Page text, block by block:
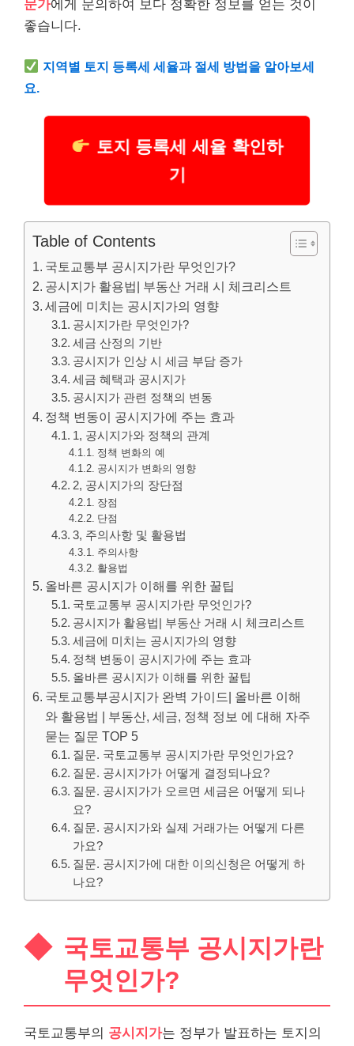
문가에게 문의하여 보다 정확한 정보를 얻는 것이
좋습니다.
지역별 토지 등록세 세율과 절세 방법을 알아보세
요.
토지 등록세 세율 확인하
기
Table of Contents
국토교통부 공시지가란 무엇인가?
공시지가 활용법| 부동산 거래 시 체크리스트
세금에 미치는 공시지가의 영향
공시지가란 무엇인가?
세금 산정의 기반
공시지가 인상 시 세금 부담 증가
세금 혜택과 공시지가
공시지가 관련 정책의 변동
정책 변동이 공시지가에 주는 효과
1, 공시지가와 정책의 관계
정책 변화의 예
공시지가 변화의 영향
2, 공시지가의 장단점
장점
단점
3, 주의사항 및 활용법
주의사항
활용법
올바른 공시지가 이해를 위한 꿀팁
국토교통부 공시지가란 무엇인가?
공시지가 활용법| 부동산 거래 시 체크리스트
세금에 미치는 공시지가의 영향
정책 변동이 공시지가에 주는 효과
올바른 공시지가 이해를 위한 꿀팁
국토교통부공시지가 완벽 가이드| 올바른 이해
와 활용법 | 부동산, 세금, 정책 정보 에 대해 자주
묻는 질문 TOP 5
질문. 국토교통부 공시지가란 무엇인가요?
질문. 공시지가가 어떻게 결정되나요?
질문. 공시지가가 오르면 세금은 어떻게 되나
요?
질문. 공시지가와 실제 거래가는 어떻게 다른
가요?
질문. 공시지가에 대한 이의신청은 어떻게 하
나요?
국토교통부 공시지가란
무엇인가?
국토교통부의 공시지가는 정부가 발표하는 토지의